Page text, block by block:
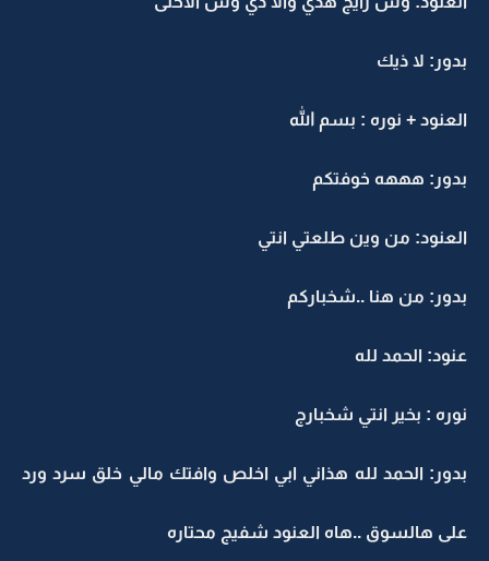
بدور: لا ذيك
العنود + نوره : بسم الله
بدور: هههه خوفتكم
العنود: من وين طلعتي انتي
بدور: من هنا ..شخباركم
عنود: الحمد لله
نوره : بخير انتي شخبارج
بدور: الحمد لله هذاني ابي اخلص وافتك مالي خلق سرد ورد
على هالسوق ..هاه العنود شفيج محتاره